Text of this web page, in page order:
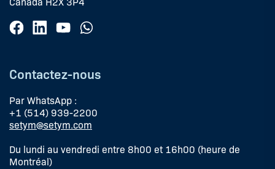
Contactez-nous
Par WhatsApp :
+1 (514) 939-2200
setym@setym.com
Du lundi au vendredi entre 8h00 et 16h00 (heure de
Montréal)